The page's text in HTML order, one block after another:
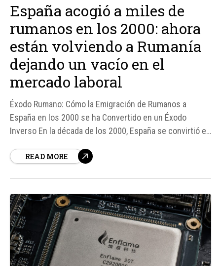
España acogió a miles de
rumanos en los 2000: ahora
están volviendo a Rumanía
dejando un vacío en el
mercado laboral
Éxodo Rumano: Cómo la Emigración de Rumanos a
España en los 2000 se ha Convertido en un Éxodo
Inverso En la década de los 2000, España se convirtió en
de la crisis económica en su país.
READ MORE